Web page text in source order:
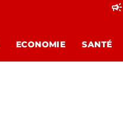
campaign
ECONOMIE SANTÉ